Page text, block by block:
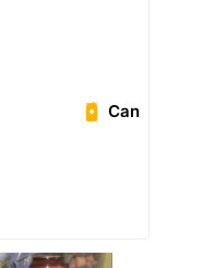
Can